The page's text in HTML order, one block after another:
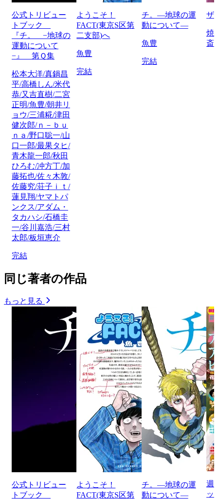
公式トリビュー
トブック
『チ。 −地球の
運動について
−』 第Ｑ集
松本大洋/真鍋昌
平/高橋しん/米代
恭/又吉直樹/二宮
正明/魚豊/朝井リ
ョウ/三浦糀/津田
健次郎/ｎ－ｂｕ
ｎａ/野口聡一/山
口一郎/最果タヒ/
青木龍一郎/秋田
ひろむ/冲方丁/加
藤拓也/佐々木敦/
佐藤究/荘子ｉｔ/
蓮見翔/ヤマトパ
ンクス/アダム・
タカハシ/石橋圭
一/谷川嘉浩/三村
太郎/板垣恵介
完結
ようこそ！
FACT(東京S区第
二支部)へ
魚豊
完結
チ。―地球の運
動について―
魚豊
完結
ザ
焼
斎
同じ著者の作品
もっと見る
公式トリビュー
トブック
ようこそ！
FACT(東京S区第
チ。―地球の運
動について―
週
ッ